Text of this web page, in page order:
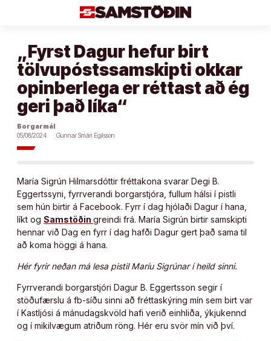
„Fyrst Dagur hefur birt
tölvupóstssamskipti okkar
opinberlega er réttast að ég
geri það líka“
Borgarmál
05/08/2024
Gunnar Smári Egilsson
María Sigrún Hilmarsdóttir fréttakona svarar Degi B.
Eggertssyni, fyrrverandi borgarstjóra, fullum hálsi í pistli
sem hún birtir á Facebook. Fyrr í dag hjólaði Dagur í hana,
líkt og Samstöðin greindi frá. María Sigrún birtir samskipti
hennar við Dag en fyrr í dag hafði Dagur gert það sama til
að koma höggi á hana.
Hér fyrir neðan má lesa pistil Maríu Sigrúnar í heild sinni.
Fyrrverandi borgarstjóri Dagur B. Eggertsson segir í
stöðufærslu á fb-síðu sinni að fréttaskýring mín sem birt var
í Kastljósi á mánudagskvöld hafi verið einhliða, ýkjukennd
og í mikilvægum atriðum röng. Hér eru svör mín við því.